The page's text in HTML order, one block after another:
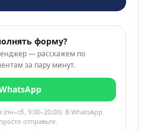
форму?
— расскажем по
за пару минут.
9:00–20:00). В WhatsApp
отправьте.